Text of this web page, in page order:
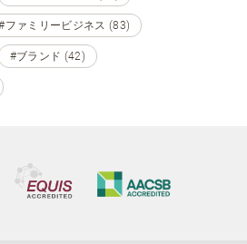
ファミリービジネス (83)
#ブランド (42)